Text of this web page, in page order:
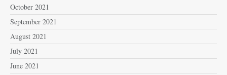
October 2021
September 2021
August 2021
July 2021
June 2021